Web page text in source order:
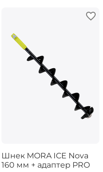
Шнек MORA ICE Nova
160 мм + адаптер PRO